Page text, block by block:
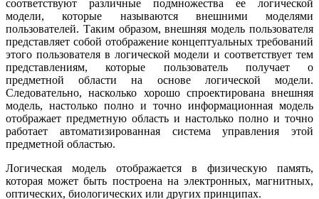
соответ­ствуют различные подмножества ее логической
модели, которые на­зываются внешними моделями
пользователей. Таким образом, внешняя модель пользователя
представляет собой отображение кон­цептуальных требований
этого пользователя в логической модели и соответствует тем
представлениям, которые пользователь получает о
предметной области на основе логической модели.
Следовательно, насколько хорошо спроектирована внешняя
модель, настолько пол­но и точно информационная модель
отображает предметную об­ласть и настолько полно и точно
работает автоматизированная сис­тема управления этой
предметной областью.
Логическая модель отображается в физическую память,
которая может быть построена на электронных, магнитных,
оптических, биологических или других принципах.